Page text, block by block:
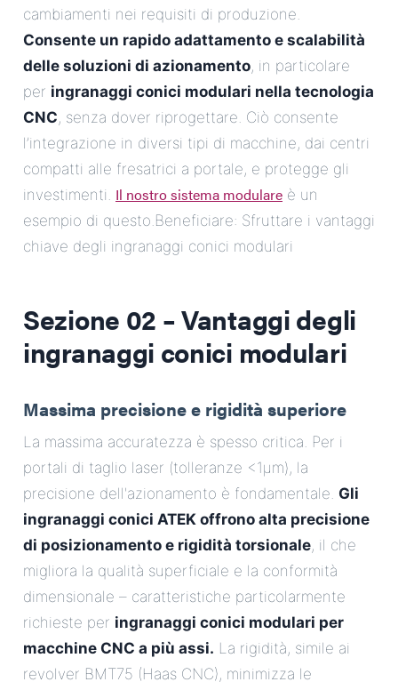
cambiamenti nei requisiti di produzione.
Consente un rapido adattamento e scalabilità
delle soluzioni di azionamento, in particolare
per ingranaggi conici modulari nella tecnologia
CNC, senza dover riprogettare. Ciò consente
l’integrazione in diversi tipi di macchine, dai centri
compatti alle fresatrici a portale, e protegge gli
investimenti. Il nostro sistema modulare è un
esempio di questo.Beneficiare: Sfruttare i vantaggi
chiave degli ingranaggi conici modulari
Sezione 02 – Vantaggi degli
ingranaggi conici modulari
Massima precisione e rigidità superiore
La massima accuratezza è spesso critica. Per i
portali di taglio laser (tolleranze <1µm), la
precisione dell'azionamento è fondamentale. Gli
ingranaggi conici ATEK offrono alta precisione
di posizionamento e rigidità torsionale, il che
migliora la qualità superficiale e la conformità
dimensionale – caratteristiche particolarmente
richieste per ingranaggi conici modulari per
macchine CNC a più assi. La rigidità, simile ai
revolver BMT75 (Haas CNC), minimizza le